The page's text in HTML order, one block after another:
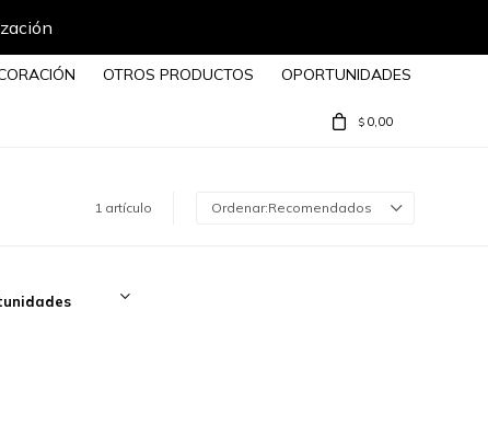
OTROS PRODUCTOS OPORTUNIDADES
$ 0,00
1 artículo Recomendados